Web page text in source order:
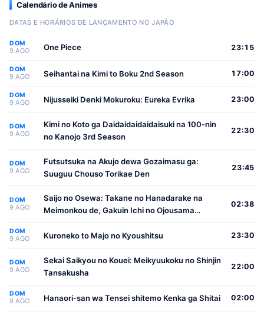
Calendário de Animes
DATAS E HORÁRIOS DE LANÇAMENTO NO JAPÃO
DOM
9 AGO One Piece 23:15
DOM
9 AGO Seihantai na Kimi to Boku 2nd Season 17:00
DOM
9 AGO Nijusseiki Denki Mokuroku: Eureka Evrika 23:00
DOM
9 AGO
Kimi no Koto ga Daidaidaidaidaisuki na 100-nin
no Kanojo 3rd Season
22:30
DOM
9 AGO
Futsutsuka na Akujo dewa Gozaimasu ga:
Suuguu Chouso Torikae Den
23:45
DOM
9 AGO
Saijo no Osewa: Takane no Hanadarake na
Meimonkou de, Gakuin Ichi no Ojousama
Osewa suru Koto ni Narimashita
02:38
DOM
9 AGO Kuroneko to Majo no Kyoushitsu 23:30
DOM
9 AGO
Sekai Saikyou no Kouei: Meikyuukoku no Shinjin
Tansakusha
22:00
DOM
9 AGO Hanaori-san wa Tensei shitemo Kenka ga Shitai 02:00